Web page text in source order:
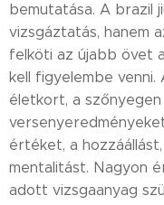
bemutatása. A brazil
vizsgáztatás, hanem
felköti az újabb övet
kell figyelembe venni.
életkort, a
értéket, a
mentalitást. Nagyon
adott vizsgaanyag